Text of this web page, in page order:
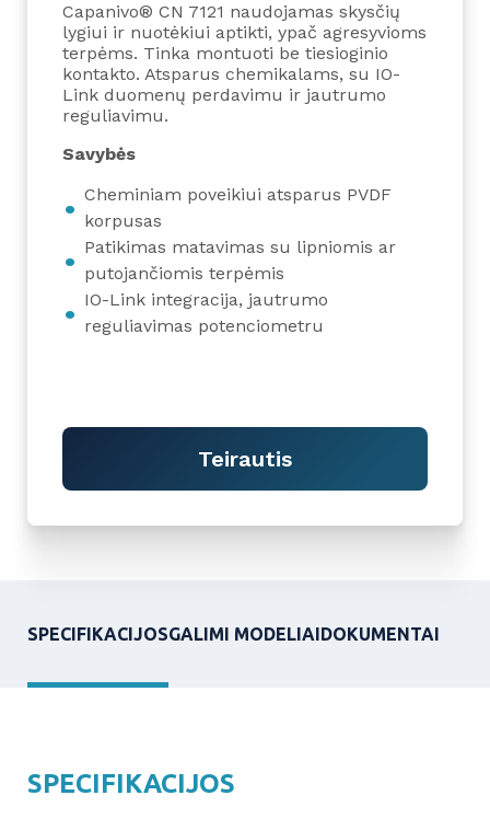
Capanivo® CN 7121 naudojamas skysčių
lygiui ir nuotėkiui aptikti, ypač agresyvioms
terpėms. Tinka montuoti be tiesioginio
kontakto. Atsparus chemikalams, su IO-
Link duomenų perdavimu ir jautrumo
reguliavimu.
Savybės
Cheminiam poveikiui atsparus PVDF
korpusas
Patikimas matavimas su lipniomis ar
putojančiomis terpėmis
IO-Link integracija, jautrumo
reguliavimas potenciometru
Teirautis
SPECIFIKACIJOSGALIMI MODELIAIDOKUMENTAI
SPECIFIKACIJOS